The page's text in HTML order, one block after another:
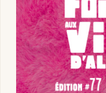
Sports
Soirées
Sorties famille
Expos
Paris
Strasbourg
Toulouse
Toutes les villes